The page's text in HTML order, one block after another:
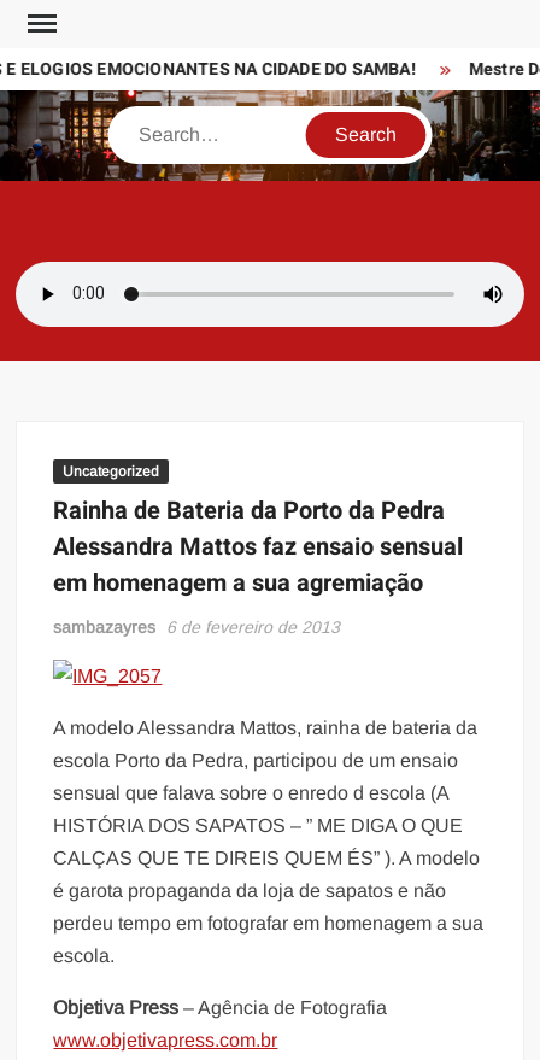
Skip
content
EMOCIONANTES NA CIDADE DO SAMBA! Mestre
Search
Uncategorized
Rainha de Bateria da Porto da Pedra
Alessandra Mattos faz ensaio sensual
em homenagem a sua agremiação
sambazayres 6 de fevereiro de 2013
A modelo Alessandra Mattos, rainha de bateria da
escola Porto da Pedra, participou de um ensaio
sensual que falava sobre o enredo d escola (A
HISTÓRIA DOS SAPATOS – ” ME DIGA O QUE
CALÇAS QUE TE DIREIS QUEM ÉS” ). A modelo
é garota propaganda da loja de sapatos e não
perdeu tempo em fotografar em homenagem a sua
escola.
Objetiva Press – Agência de Fotografia
www.objetivapress.com.br